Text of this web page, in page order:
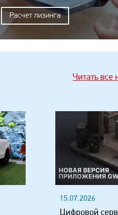
Расчет лизинга
Читать все
15.07.2026
Цифровой